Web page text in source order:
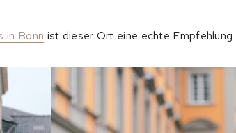
in Bonn ist dieser Ort eine echte